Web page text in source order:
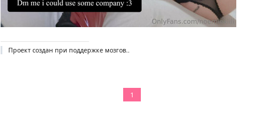
Проект создан при поддержке мозгов..
1